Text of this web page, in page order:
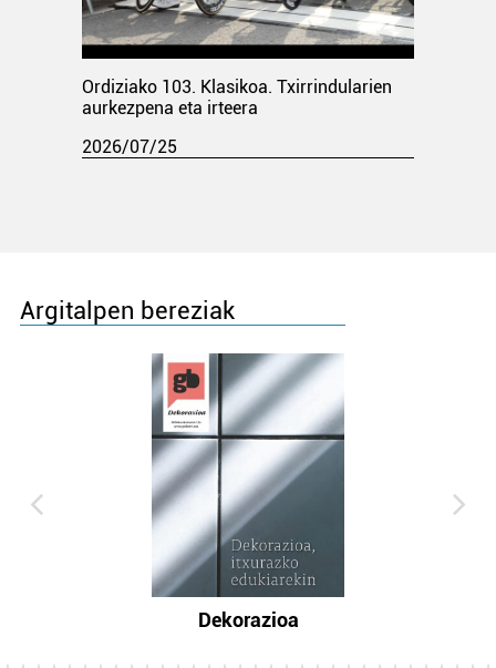
Ordiziako 103. Klasikoa. Txirrindularien
aurkezpena eta irteera
2026/07/25
Argitalpen bereziak
Dekorazioa